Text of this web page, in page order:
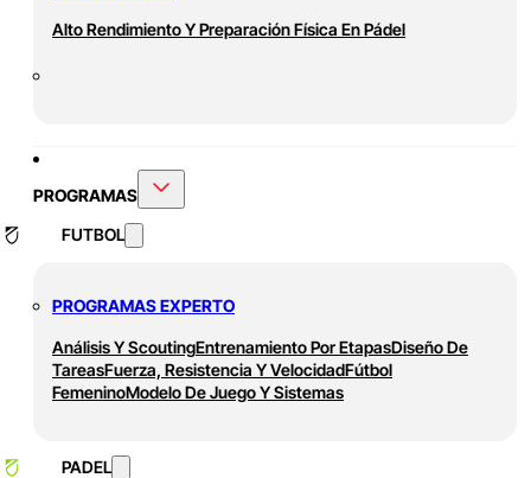
Alto Rendimiento Y Preparación Física En Pádel
PROGRAMAS
FUTBOL
PROGRAMAS EXPERTO
Análisis Y ScoutingEntrenamiento Por EtapasDiseño De
TareasFuerza, Resistencia Y VelocidadFútbol
FemeninoModelo De Juego Y Sistemas
PADEL